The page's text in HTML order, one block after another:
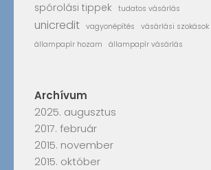
spórolási tippek tudatos vásárlás
unicredit vagyonépítés
vásárlási szokások
állampapír hozam
állampapír vásárlás
Archívum
2025. augusztus
2017. február
2015. november
2015. október